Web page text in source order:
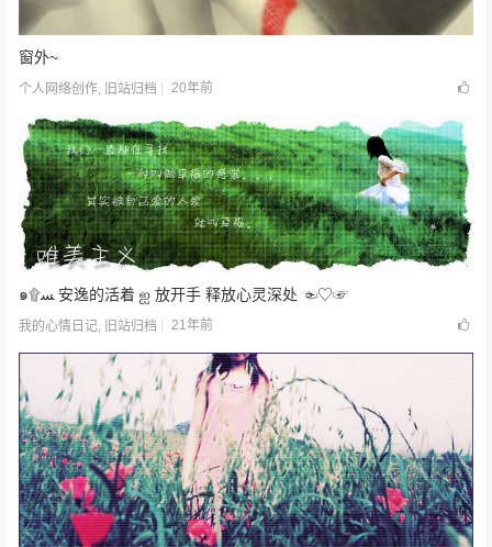
窗外~
个人网络创作, 旧站归档 20年前
๑۩ﺴ 安逸的活着 ஐ 放开手 释放心灵深处 ☜♡☞
我的心情日记 旧站归档 21年前